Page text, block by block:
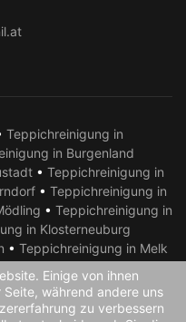
Teppichreinigung in
in Burgenland
• Teppichreinigung in
• Teppichreinigung in
• Teppichreinigung in
in Klosterneuburg
• Teppichreinigung in Melk
in Amstetten
See • Teppichreinigung in
in Bruck an der Leitha
Einige von ihnen
während andere uns
zu verbessern